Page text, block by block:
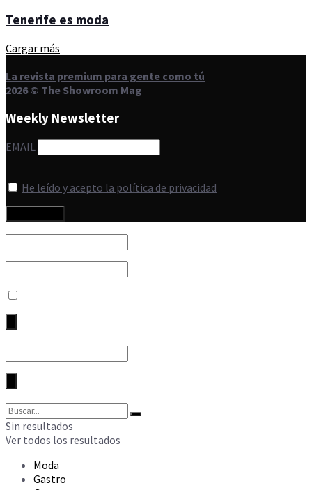
Tenerife es moda
Cargar más
La revista premium para gente como tú
2026 © The Showroom Mag
Weekly Newsletter
EMAIL
He leído y acepto la política de privacidad
Sin resultados
Ver todos los resultados
Moda
Gastro